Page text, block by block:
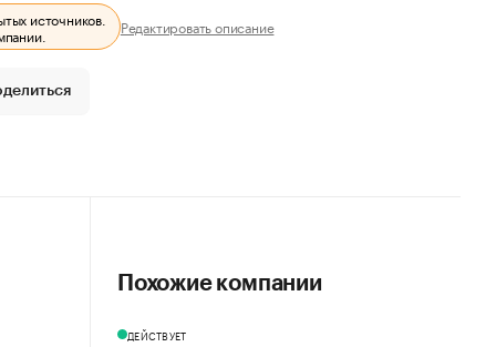
источников. Редактировать описание
Похожие компании
ДЕЙСТВУЕТ